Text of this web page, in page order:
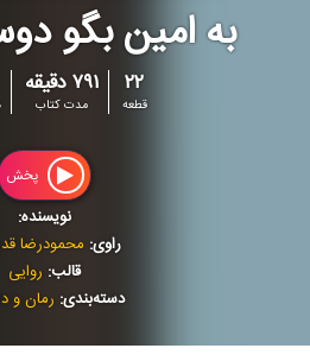
به امین بگو
۲۲
قطعه
۷۹۱ دقیقه
مدت کتاب
پخش
نویسنده:
راوی: محمودرضا
قالب: روایی
دسته‌بندی: رمان و